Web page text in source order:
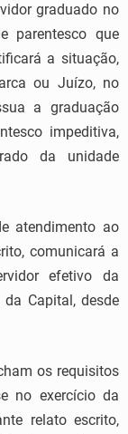
graduado no
parentesco que
a situação,
ou Juízo, no
a graduação
impeditiva,
da unidade
atendimento ao
comunicará a
efetivo da
Capital, desde
os requisitos
no exercício da
relato escrito,